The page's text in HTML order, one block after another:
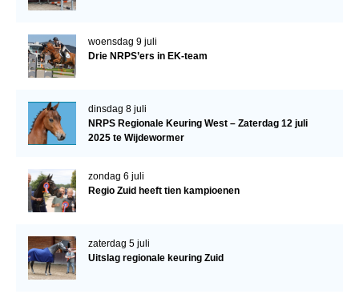
woensdag 9 juli
Drie NRPS’ers in EK-team
dinsdag 8 juli
NRPS Regionale Keuring West – Zaterdag 12 juli
2025 te Wijdewormer
zondag 6 juli
Regio Zuid heeft tien kampioenen
zaterdag 5 juli
Uitslag regionale keuring Zuid